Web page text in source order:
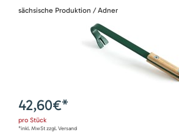
sächsische Produktion / Adner
42,60€*
pro Stück
*inkl. MwSt zzgl. Versand